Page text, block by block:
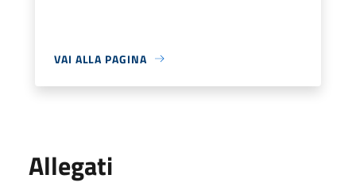
VAI ALLA PAGINA
Allegati